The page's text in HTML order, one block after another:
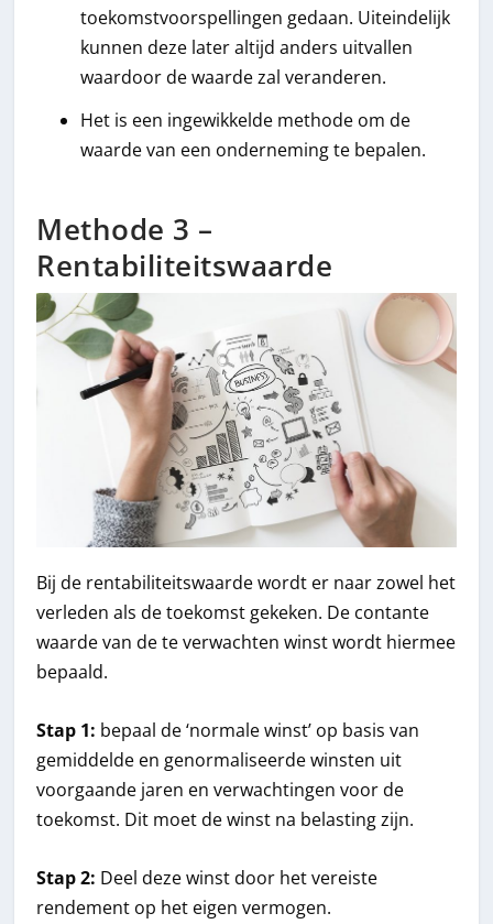
toekomstvoorspellingen gedaan. Uiteindelijk
kunnen deze later altijd anders uitvallen
waardoor de waarde zal veranderen.
Het is een ingewikkelde methode om de
waarde van een onderneming te bepalen.
Methode 3 –
Rentabiliteitswaarde
Bij de rentabiliteitswaarde wordt er naar zowel het
verleden als de toekomst gekeken. De contante
waarde van de te verwachten winst wordt hiermee
bepaald.
Stap 1: bepaal de ‘normale winst’ op basis van
gemiddelde en genormaliseerde winsten uit
voorgaande jaren en verwachtingen voor de
toekomst. Dit moet de winst na belasting zijn.
Stap 2: Deel deze winst door het vereiste
rendement op het eigen vermogen.